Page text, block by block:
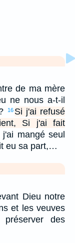
de ma mère
ne nous a-t-il
16 Si j'ai refusé
Si j'ai fait
j'ai mangé seul
eu sa part,…
Dieu notre
et les veuves
des